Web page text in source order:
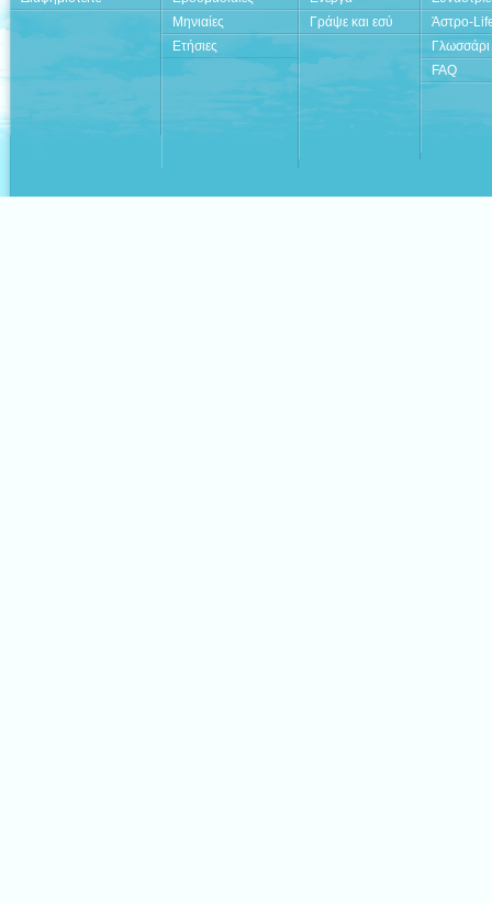
Μηνιαίες
Ετήσιες
Γράψε και εσύ
Άστρο-
Γλωσσάρι
FAQ